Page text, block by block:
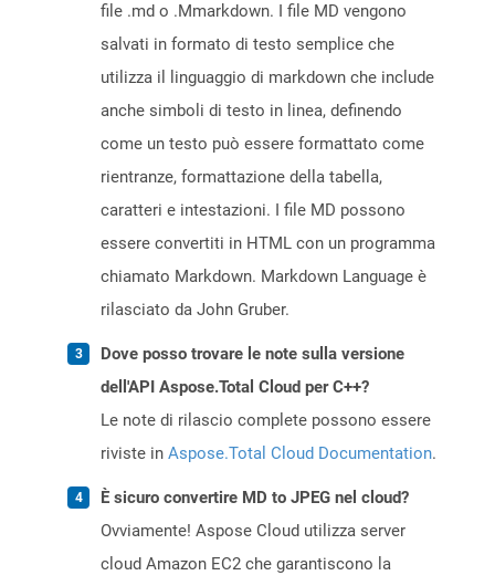
file .md o .Mmarkdown. I file MD vengono
salvati in formato di testo semplice che
utilizza il linguaggio di markdown che include
anche simboli di testo in linea, definendo
come un testo può essere formattato come
rientranze, formattazione della tabella,
caratteri e intestazioni. I file MD possono
essere convertiti in HTML con un programma
chiamato Markdown. Markdown Language è
rilasciato da John Gruber.
Dove posso trovare le note sulla versione
dell'API Aspose.Total Cloud per C++?
Le note di rilascio complete possono essere
riviste in Aspose.Total Cloud Documentation.
È sicuro convertire MD to JPEG nel cloud?
Ovviamente! Aspose Cloud utilizza server
cloud Amazon EC2 che garantiscono la